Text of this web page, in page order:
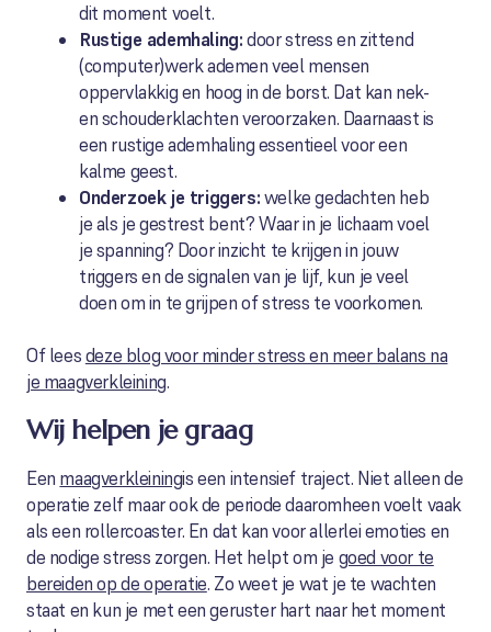
dit moment voelt.
Rustige ademhaling:door stress en zittend
(computer)werk ademen veel mensen
oppervlakkig en hoog in de borst. Dat kan nek-
en schouderklachten veroorzaken. Daarnaast is
een rustige ademhaling essentieel voor een
kalme geest.
Onderzoek je triggers:welke gedachten heb
je als je gestrest bent? Waar in je lichaam voel
je spanning? Door inzicht te krijgen in jouw
triggers en de signalen van je lijf, kun je veel
doen om in te grijpen of stress te voorkomen.
Of leesdeze blog voor minder stress en meer balans na
je maagverkleining.
Wij helpen je graag
Een maagverkleiningis een intensief traject. Niet alleen de
operatie zelf maar ook de periode daaromheen voelt vaak
als een rollercoaster. En dat kan voor allerlei emoties en
de nodige stress zorgen. Het helpt om je goed voor te
bereiden op de operatie. Zo weet je wat je te wachten
staat en kun je met een geruster hart naar het moment